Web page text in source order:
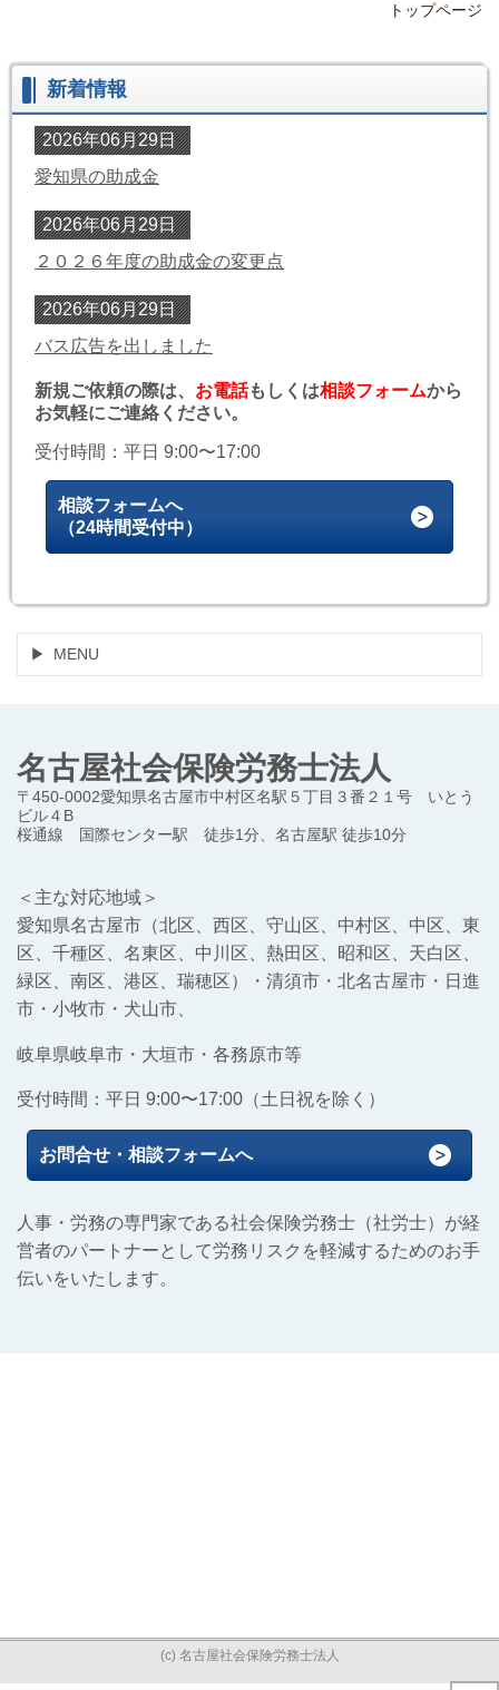
トップページ
新着情報
2026年06月29日
愛知県の助成金
2026年06月29日
２０２６年度の助成金の変更点
2026年06月29日
バス広告を出しました
新規ご依頼の際は、 お電話もしくは相談フォームから
お気軽にご連絡ください。
受付時間：平日 9:00〜17:00
相談フォームへ
（24時間受付中）
MENU
名古屋社会保険労務士法人
〒450-0002愛知県名古屋市中村区名駅５丁目３番２１号 いとう
ビル４B
桜通線 国際センター駅 徒歩1分、名古屋駅 徒歩10分
＜主な対応地域＞
愛知県名古屋市（北区、西区、守山区、中村区、中区、東
区、千種区、名東区、中川区、熱田区、昭和区、天白区、
緑区、南区、港区、瑞穂区）
・清須市・北名古屋市・日進
市・小牧市・犬山市、
岐阜県岐阜市・大垣市・各務原市等
受付時間：平日 9:00〜17:00（土日祝を除く）
お問合せ・相談フォームへ
人事・労務の専門家である社会保険労務士（社労士）が経
営者のパートナーとして労務リスクを軽減するためのお手
伝いをいたします。
(c) 名古屋社会保険労務士法人